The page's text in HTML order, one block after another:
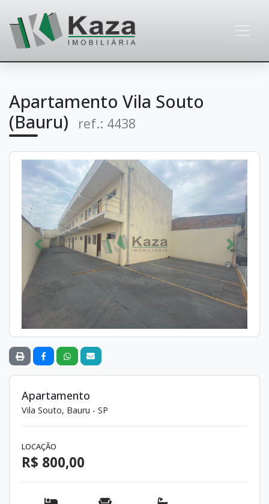
Apartamento Vila Souto
(Bauru)
ref.: 4438
Anterior Próximo
Apartamento
Vila Souto, Bauru - SP
LOCAÇÃO
R$ 800,00